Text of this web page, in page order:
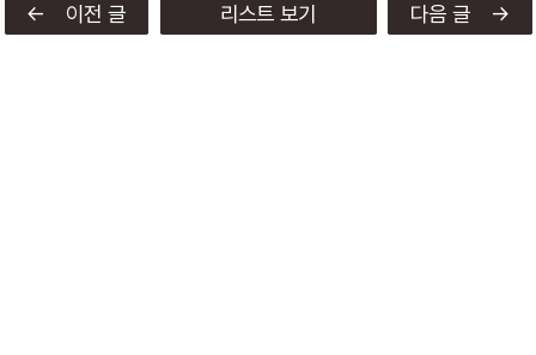
← 이전 글 리스트 보기 다음 글 →